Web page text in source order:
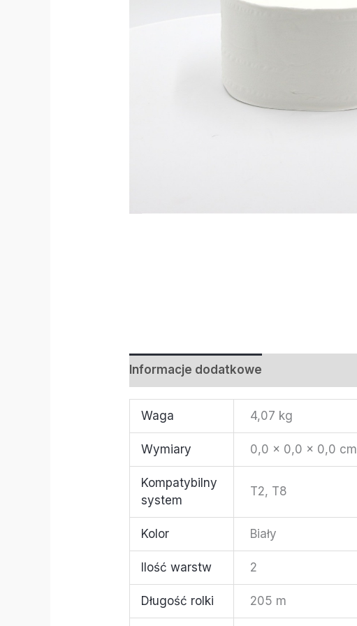
Informacje dodatkowe
Waga 4,07 kg
Wymiary 0,0 × 0,0 × 0,0 cm
Kompatybilny
system
T2, T8
Kolor Biały
Ilość warstw 2
Długość rolki 205 m